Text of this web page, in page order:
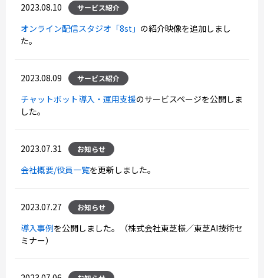
2023.08.10 サービス紹介
オンライン配信スタジオ「8st」 の紹介映像を追加しまし
た。
2023.08.09 サービス紹介
チャットボット導入・運用支援のサービスページを公開しま
した。
2023.07.31 お知らせ
会社概要/役員一覧を更新しました。
2023.07.27 お知らせ
導入事例を公開しました。（株式会社東芝様／東芝AI技術セ
ミナー）